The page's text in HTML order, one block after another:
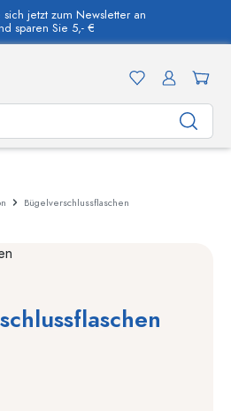
Sie uns
Bügelverschlussflaschen